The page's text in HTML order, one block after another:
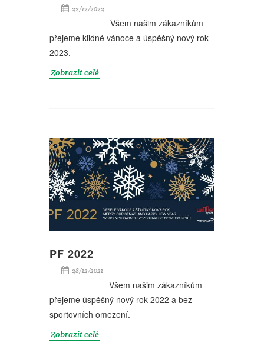
22/12/2022
Všem našim zákazníkům
přejeme klidné vánoce a úspěšný nový rok
2023.
Zobrazit celé
PF 2022
28/12/2021
Všem našim zákazníkům
přejeme úspěšný nový rok 2022 a bez
sportovních omezení.
Zobrazit celé